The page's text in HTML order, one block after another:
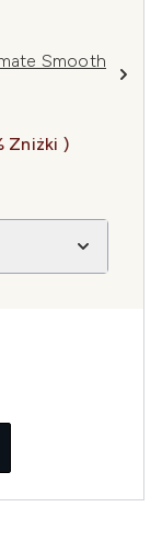
Smooth
Zniżki )